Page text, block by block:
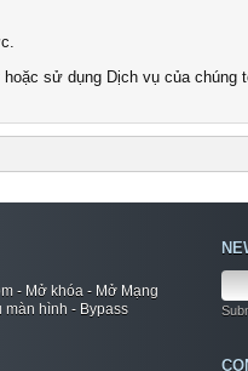
sử dụng Dịch vụ của chúng
- Mở khóa - Mở Mạng
màn hình - Bypass